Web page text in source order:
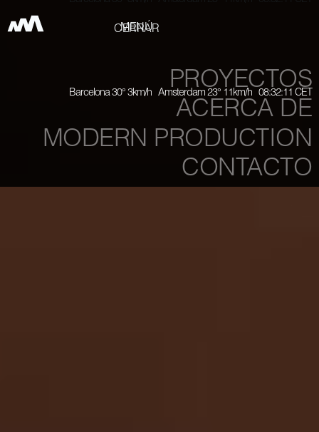
PROYECTOS
ACERCA DE
MODERN PRODUCTION
CONTACTO
Barcelona 30° 3km/h Amsterdam 23° 11km/h 08:32:12 CET
MENÚ
CERRAR